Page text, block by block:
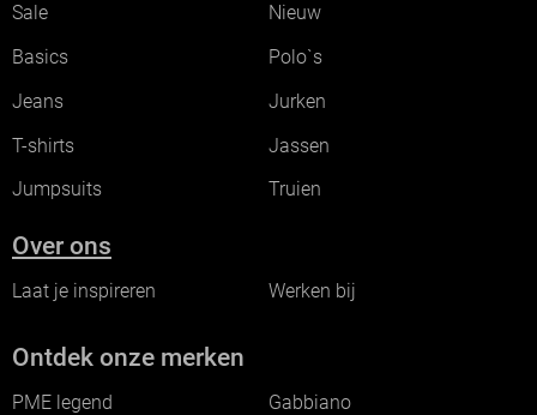
Sale
Nieuw
Basics
Polo`s
Jeans
Jurken
T-shirts
Jassen
Jumpsuits
Truien
Over ons
Laat je inspireren Werken bij
Ontdek onze merken
PME legend
Gabbiano